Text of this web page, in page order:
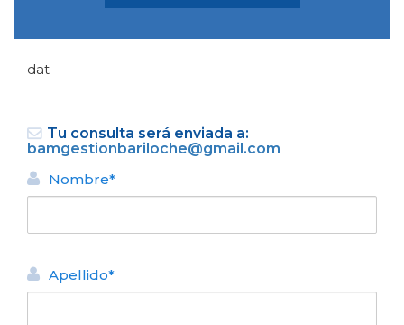
VOLVER
dat
Tu consulta será enviada a:
bamgestionbariloche@gmail.com
Nombre*
Apellido*